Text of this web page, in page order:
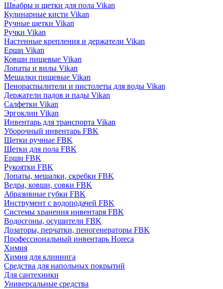
Швабры и щетки для пола Vikan
Кулинарные кисти Vikan
Ручные щетки Vikan
Ручки Vikan
Настенные крепления и держатели Vikan
Ерши Vikan
Ковши пищевые Vikan
Лопаты и вилы Vikan
Мешалки пищевые Vikan
Пенораспылители и пистолеты для воды Vikan
Держатели падов и пады Vikan
Салфетки Vikan
Эргоклин Vikan
Инвентарь для транспорта Vikan
Уборочный инвентарь FBK
Щетки ручные FBK
Щетки для пола FBK
Ерши FBK
Рукоятки FBK
Лопаты, мешалки, скребки FBK
Ведра, ковши, совки FBK
Абразивные губки FBK
Инструмент с водоподачей FBK
Системы хранения инвентаря FBK
Водосгоны, осушители FBK
Дозаторы, перчатки, пеногенераторы FBK
Профессиональный инвентарь Horeca
Химия
Химия для клининга
Средства для напольных покрытий
Для сантехники
Универсальные средства